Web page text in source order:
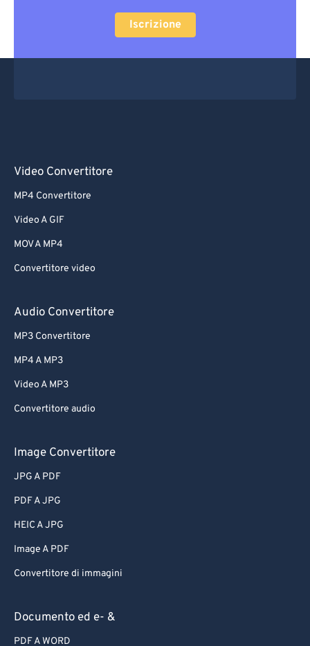
Iscrizione
Video Convertitore
MP4 Convertitore
Video A GIF
MOV A MP4
Convertitore video
Audio Convertitore
MP3 Convertitore
MP4 A MP3
Video A MP3
Convertitore audio
Image Convertitore
JPG A PDF
PDF A JPG
HEIC A JPG
Image A PDF
Convertitore di immagini
Documento ed e- &
PDF A WORD